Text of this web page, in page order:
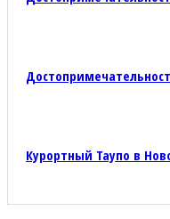
Курортный Таупо в